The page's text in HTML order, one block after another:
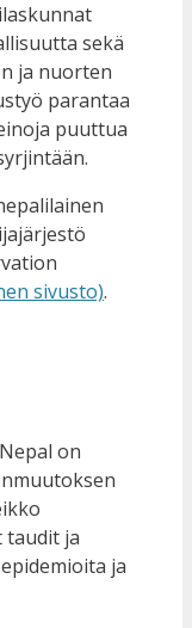
sekä
ja nuorten
parantaa
puuttua
sivusto).
on
taudit ja
ja